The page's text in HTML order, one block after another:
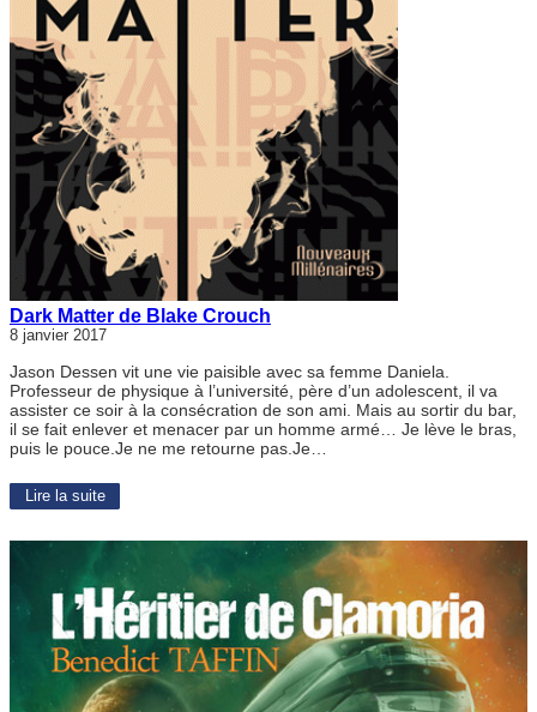
Dark Matter de Blake Crouch
8 janvier 2017
Jason Dessen vit une vie paisible avec sa femme Daniela.
Professeur de physique à l’université, père d’un adolescent, il va
assister ce soir à la consécration de son ami. Mais au sortir du bar,
il se fait enlever et menacer par un homme armé… Je lève le bras,
puis le pouce.Je ne me retourne pas.Je…
Lire la suite